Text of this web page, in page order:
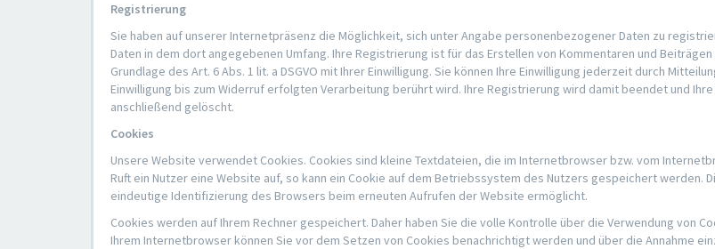
Registrierung
Sie haben auf unserer Internetpräsenz die Möglichkeit, sich unter Angabe personenbezogener Daten zu
Daten in dem dort angegebenen Umfang. Ihre Registrierung ist für das Erstellen von Kommentaren und
Grundlage des Art. 6 Abs. 1 lit. a DSGVO mit Ihrer Einwilligung. Sie können Ihre Einwilligung jederzeit durch
Einwilligung bis zum Widerruf erfolgten Verarbeitung berührt wird. Ihre Registrierung wird damit beendet und
anschließend gelöscht.
Cookies
Unsere Website verwendet Cookies. Cookies sind kleine Textdateien, die im Internetbrowser bzw. vom
Ruft ein Nutzer eine Website auf, so kann ein Cookie auf dem Betriebssystem des Nutzers gespeichert
eindeutige Identifizierung des Browsers beim erneuten Aufrufen der Website ermöglicht.
Cookies werden auf Ihrem Rechner gespeichert. Daher haben Sie die volle Kontrolle über die Verwendung von
Ihrem Internetbrowser können Sie vor dem Setzen von Cookies benachrichtigt werden und über die Annahme